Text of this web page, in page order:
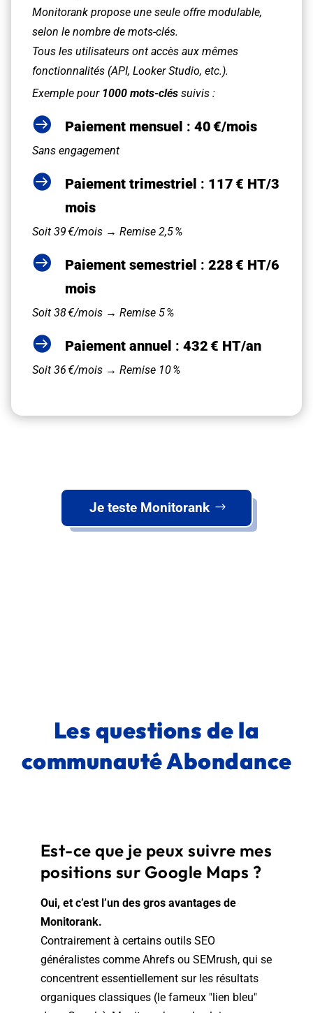
Monitorank propose une seule offre modulable,
selon le nombre de mots-clés.
Tous les utilisateurs ont accès aux mêmes
fonctionnalités (API, Looker Studio, etc.).
Exemple pour 1000 mots-clés suivis :
 Paiement mensuel : 40 €/mois
Sans engagement
 Paiement trimestriel : 117 € HT/3
mois
Soit 39 €/mois → Remise 2,5 %
 Paiement semestriel : 228 € HT/6
mois
Soit 38 €/mois → Remise 5 %
 Paiement annuel : 432 € HT/an
Soit 36 €/mois → Remise 10 %
Je teste Monitorank
Les questions de la
communauté Abondance
Est-ce que je peux suivre mes
positions sur Google Maps ?
Oui, et c’est l’un des gros avantages de
Monitorank.
Contrairement à certains outils SEO
généralistes comme Ahrefs ou SEMrush, qui se
concentrent essentiellement sur les résultats
organiques classiques (le fameux "lien bleu"